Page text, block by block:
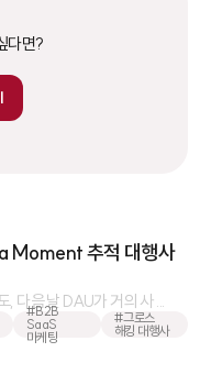
다면?
Moment 추적 대행사
다음 날 DAU가 거의 사 ...
#B2B
SaaS
마케팅
#그로스
해킹 대행사